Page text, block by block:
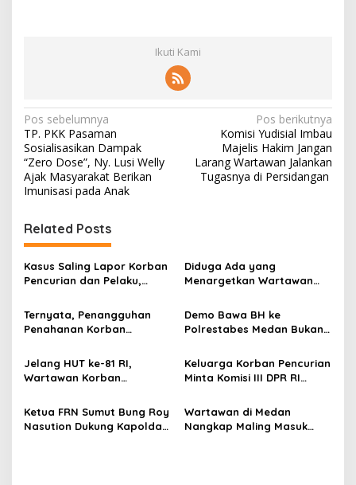
Ikuti Kami
N
a
v
i
a
s
i
o
Pos sebelumnya
TP. PKK Pasaman
Sosialisasikan Dampak
“Zero Dose”, Ny. Lusi Welly
Ajak Masyarakat Berikan
Imunisasi pada Anak
Pos berikutnya
Komisi Yudisial Imbau
Majelis Hakim Jangan
Larang Wartawan Jalankan
Tugasnya di Persidangan
Related Posts
Kasus Saling Lapor Korban
Pencurian dan Pelaku,
Nasution Minta
Kapolrestabes Medan
larut
Diduga Ada yang
Menargetkan Wartawan
Tersangka dan Dpo Karena
Membantu Polisi
Ternyata, Penangguhan
Penahanan Korban
di Polrestabes Medan
Setelah Membantu Polisi
RI Bapak Habiburokhman
Demo Bawa BH ke
Polrestabes Medan Bukan
Pun, Melainkan Simbol Kritik
dan Rasa Kecewa
Medan
Jelang HUT ke-81 RI,
Wartawan Korban
Polisi Menangkap Pelaku
Jadi Tersangka Berharap
Perhatian Presiden
Keluarga Korban Pencurian
Minta Komisi III DPR RI
Laporan Dugaan Penipuan
Bermodus Surat
Perdamaian dan Dugaan
Ketua FRN Sumut Bung Roy
Nasution Dukung Kapolda
Wartawan di Medan
Nangkap Maling Masuk